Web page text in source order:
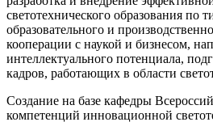
светотехнического образования по
образовательного и
кооперации с наукой и бизнесом,
интеллектуального потенциала,
кадров, работающих в области
Создание на базе кафедры
компетенций инновационной